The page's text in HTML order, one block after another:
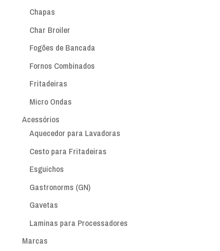
Chapas
Char Broiler
Fogões de Bancada
Fornos Combinados
Fritadeiras
Micro Ondas
Acessórios
Aquecedor para Lavadoras
Cesto para Fritadeiras
Esguichos
Gastronorms (GN)
Gavetas
Laminas para Processadores
Marcas